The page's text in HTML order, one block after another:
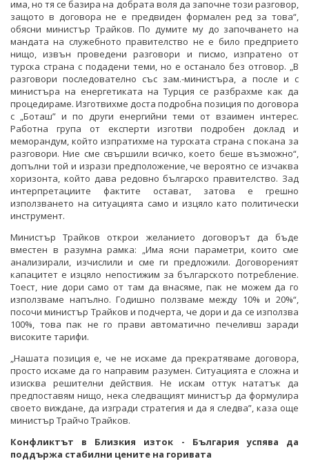
има, но тя се базира на добрата воля да започне този разговор,
защото в договора не е предвиден формален ред за това“,
обясни министър Трайков. По думите му до започването на
мандата на служебното правителство не е било предприето
нищо, извън проведени разговори и писмо, изпратено от
турска страна с подадени теми, но е останало без отговор. „В
разговори последователно със зам.-министъра, а после и с
министъра на енергетиката на Турция се разбрахме как да
процедираме. Изготвихме доста подробна позиция по договора
с „Боташ” и по други енергийни теми от взаимен интерес.
Работна група от експерти изготви подробен доклад и
меморандум, който изпратихме на турската страна с покана за
разговори. Ние сме свършили всичко, което беше възможно“,
допълни той и изрази предположение, че вероятно се изчаква
хоризонта, който дава редовно българско правителство. Зад
интерпретациите фактите остават, затова е грешно
използването на ситуацията само и изцяло като политически
инструмент.
Министър Трайков открои желанието договорът да бъде
вместен в разумна рамка: „Има ясни параметри, които сме
анализирали, изчислили и сме ги предложили. Договореният
капацитет е изцяло непостижим за българското потребление.
Тоест, ние дори само от там да внасяме, пак не можем да го
използваме напълно. Годишно ползваме между 10% и 20%“,
посочи министър Трайков и подчерта, че дори и да се използва
100%, това пак не го прави автоматично печеливш заради
високите тарифи.
„Нашата позиция е, че не искаме да прекратяваме договора,
просто искаме да го направим разумен. Ситуацията е сложна и
изисква решителни действия. Не искам оттук нататък да
предпоставям нищо, нека следващият министър да формулира
своето виждане, да изгради стратегия и да я следва”, каза още
министър Трайчо Трайков.
Конфликтът в Близкия изток - България успява да
поддържа стабилни цените на горивата